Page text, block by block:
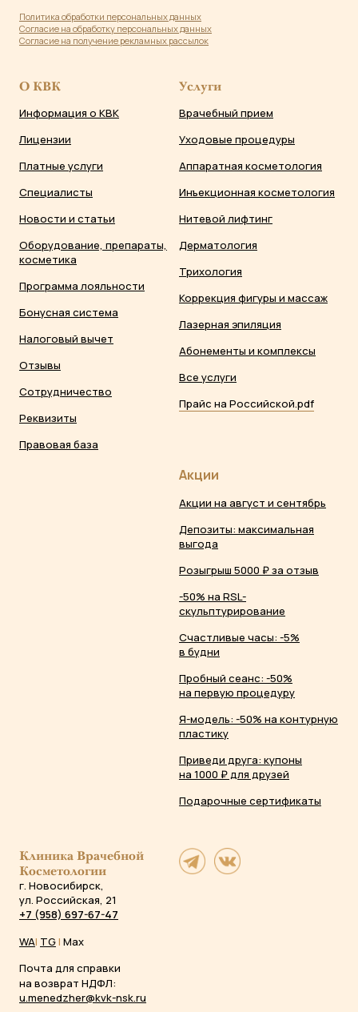
Политика обработки персональных данных
Согласие на обработку персональных данных
Согласие на получение рекламных рассылок
О КВК
Информация о КВК
Лицензии
Платные услуги
Специалисты
Новости и статьи
Оборудование, препараты,
косметика
Программа лояльности
Бонусная система
Налоговый вычет
Отзывы
Сотрудничество
Реквизиты
Правовая база
Услуги
Врачебный прием
Уходовые процедуры
Аппаратная косметология
Инъекционная косметология
Нитевой лифтинг
Дерматология
Трихология
Коррекция фигуры и массаж
Лазерная эпиляция
Абонементы и комплексы
Все услуги
Прайс на Российской.pdf
Акции
Акции на август и сентябрь
Депозиты: максимальная
выгода
Розыгрыш 5000 ₽ за отзыв
-50% на RSL-
скульптурирование
Счастливые часы: -5%
в будни
Пробный сеанс: -50%
на первую процедуру
Я-модель: -50% на контурную
пластику
Приведи друга: купоны
на 1000 ₽ для друзей
Подарочные сертификаты
Клиника Врачебной
Косметологии
г. Новосибирск,
ул. Российская, 21
+7 (958) 697-67-47
WA| TG| Max
Почта для справки
на возврат НДФЛ:
u.menedzher@kvk-nsk.ru